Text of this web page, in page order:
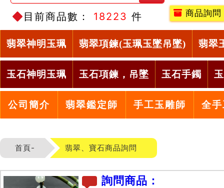
目前商品數： 18223 件
商品詢問
翡翠神明玉珮 翡翠項鍊(玉珮玉墜吊墜) 翡翠
玉石神明玉珮 玉石項鍊，吊墜 玉石手鐲
公司簡介 翡翠鑑定師 手工玉雕師 全
首頁- 翡翠、寶石商品詢問
詢問商品：